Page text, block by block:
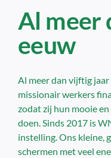
Al meer
eeuw
Al meer dan vijftig
missionair werkers
zodat zij hun mooie
doen. Sinds 2017 is
instelling. Ons kleine,
schermen met veel